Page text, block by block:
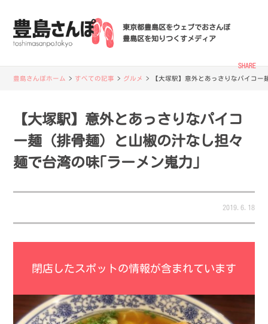
東京都豊島区をウェブでおさんぽ
豊島区を知りつくすメディア
豊島さんぽホーム > すべての記事 > グルメ > 【大塚駅】意外とあっさりなパイコ
SHARE
【大塚駅】意外とあっさりなパイコ
ー麺（排骨麺）と山椒の汁なし担々
麺で台湾の味｢ラーメン嵬力｣
2019.6.18
閉店したスポットの情報が含まれています